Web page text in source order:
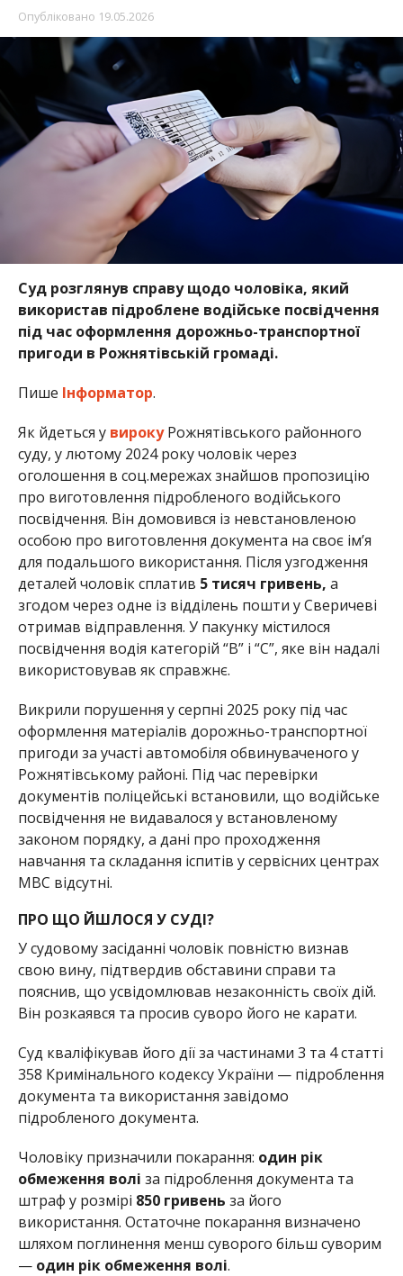
Опубліковано 19.05.2026
Суд розглянув справу щодо чоловіка, який
використав підроблене водійське посвідчення
під час оформлення дорожньо-транспортної
пригоди в Рожнятівській громаді.
Пише Інформатор.
Як йдеться у вирокуРожнятівського районного
суду, у лютому 2024 року чоловік через
оголошення в соц.мережах знайшов пропозицію
про виготовлення підробленого водійського
посвідчення. Він домовився із невстановленою
особою про виготовлення документа на своє ім’я
для подальшого використання. Після узгодження
деталей чоловік сплатив 5 тисяч гривень, а
згодом через одне із відділень пошти у Сверичеві
отримав відправлення. У пакунку містилося
посвідчення водія категорій “B” і “C”, яке він надалі
використовував як справжнє.
Викрили порушення у серпні 2025 року під час
оформлення матеріалів дорожньо-транспортної
пригоди за участі автомобіля обвинуваченого у
Рожнятівському районі. Під час перевірки
документів поліцейські встановили, що водійське
посвідчення не видавалося у встановленому
законом порядку, а дані про проходження
навчання та складання іспитів у сервісних центрах
МВС відсутні.
ПРО ЩО ЙШЛОСЯ У СУДІ?
У судовому засіданні чоловік повністю визнав
свою вину, підтвердив обставини справи та
пояснив, що усвідомлював незаконність своїх дій.
Він розкаявся та просив суворо його не карати.
Суд кваліфікував його дії за частинами 3 та 4 статті
358 Кримінального кодексу України — підроблення
документа та використання завідомо
підробленого документа.
Чоловіку призначили покарання: один рік
обмеження волі за підроблення документа та
штраф у розмірі 850 гривень за його
використання. Остаточне покарання визначено
шляхом поглинення менш суворого більш суворим
— один рік обмеження волі.